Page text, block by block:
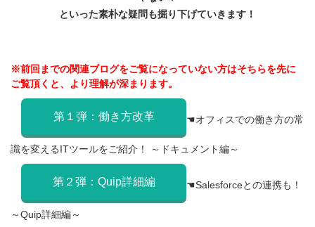
といった素朴な疑問も掘り下げていきます！
※前回までの関連ブログをご覧になっていない方はそちらを先に
ご覧頂くと、 より理解が深まります。
第１弾：働き方改革 ☚オフィスでの働き方の常
識を変えるITツールをご紹介！ ～ドキュメント編～
第２弾：Quip詳細編 ☚Salesforceとの連携も！
～Quip詳細編～